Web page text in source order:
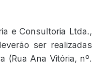
e Consultoria Ltda.,
ser realizadas
(Rua Ana Vitória, nº.